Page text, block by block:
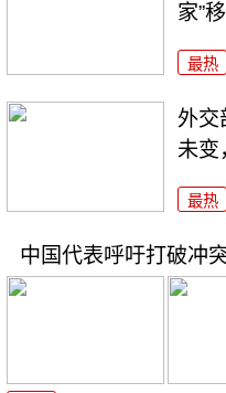
家”
最热
外交
未变
最热
中国代表呼吁打破冲